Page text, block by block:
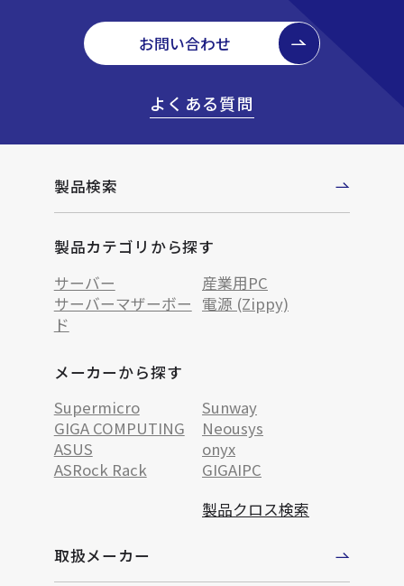
お問い合わせ
よくある質問
製品検索
製品カテゴリから探す
サーバー
産業用PC
サーバーマザーボー
ド
電源 (Zippy)
メーカーから探す
Supermicro
Sunway
GIGA COMPUTING
Neousys
ASUS
onyx
ASRock Rack
GIGAIPC
製品クロス検索
取扱メーカー